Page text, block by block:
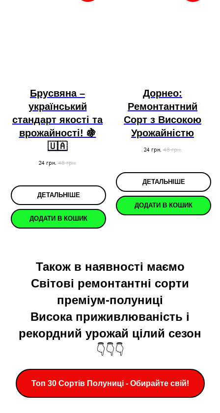
Брусвяна –
український
стандарт якості та
врожайності! 🍇
🇺🇦
24 грн. 48 грн.
ДЕТАЛЬНІШЕ
ДОДАТИ В КОШИК
Дорнео:
Ремонтантний
Сорт з Високою
Урожайністю
24 грн. 48 грн.
ДЕТАЛЬНІШЕ
ДОДАТИ В КОШИК
Також в наявності маємо
Світові ремонтантні сорти
преміум-полуниці
Висока приживлюваність і
рекордний урожай цілий сезон
👇👇👇
Топ 30 Сортів Полуниці - Обирайте свій!